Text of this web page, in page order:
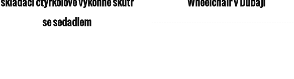
se sedadlem